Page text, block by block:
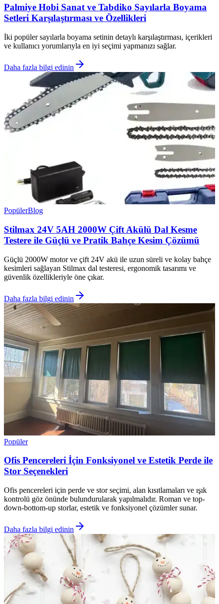
Palmiye Hobi Sanat ve Tabdiko Sayılarla Boyama
Setleri Karşılaştırması ve Özellikleri
İki popüler sayılarla boyama setinin detaylı karşılaştırması, içerikleri
ve kullanıcı yorumlarıyla en iyi seçimi yapmanızı sağlar.
Daha fazla bilgi edinin
PopülerBlog
Stilmax 24V 5AH 2000W Çift Akülü Dal Kesme
Testere ile Güçlü ve Pratik Bahçe Kesim Çözümü
Güçlü 2000W motor ve çift 24V akü ile uzun süreli ve kolay bahçe
kesimleri sağlayan Stilmax dal testeresi, ergonomik tasarımı ve
güvenlik özellikleriyle öne çıkar.
Daha fazla bilgi edinin
Popüler
Ofis Pencereleri İçin Fonksiyonel ve Estetik Perde ile
Stor Seçenekleri
Ofis pencereleri için perde ve stor seçimi, alan kısıtlamaları ve ışık
kontrolü göz önünde bulundurularak yapılmalıdır. Roman ve top-
down-bottom-up storlar, estetik ve fonksiyonel çözümler sunar.
Daha fazla bilgi edinin